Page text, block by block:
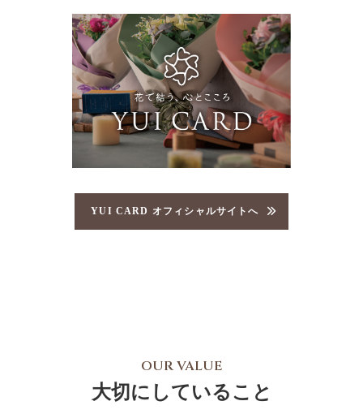
YUI CARD オフィシャルサイトへ
OUR VALUE
大切にしていること